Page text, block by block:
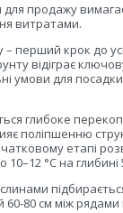
продажу
витратами.
– перший крок до
відіграє
умови для
глибоке
поліпшенню
етапі
10–12 °C на глибині
80 см між рядами